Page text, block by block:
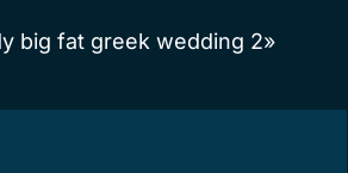
big fat greek wedding 2»